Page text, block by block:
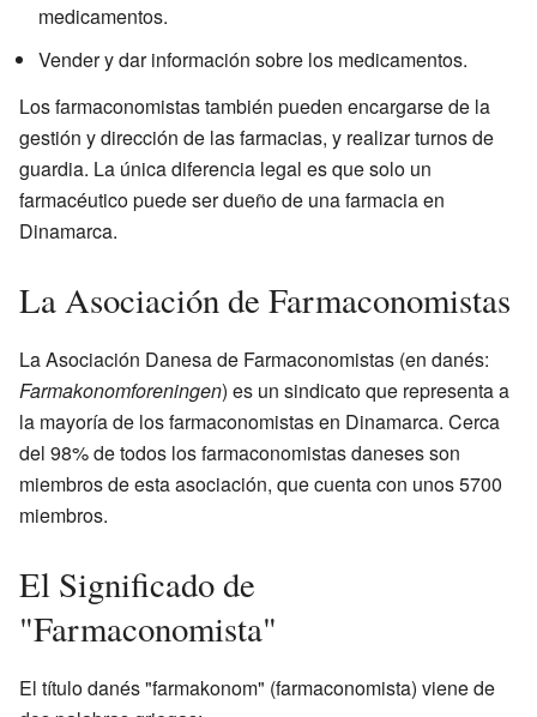
medicamentos.
Vender y dar información sobre los medicamentos.
Los farmaconomistas también pueden encargarse de la
gestión y dirección de las farmacias, y realizar turnos de
guardia. La única diferencia legal es que solo un
farmacéutico puede ser dueño de una farmacia en
Dinamarca.
La Asociación de Farmaconomistas
La Asociación Danesa de Farmaconomistas (en danés:
Farmakonomforeningen) es un sindicato que representa a
la mayoría de los farmaconomistas en Dinamarca. Cerca
del 98% de todos los farmaconomistas daneses son
miembros de esta asociación, que cuenta con unos 5700
miembros.
El Significado de
"Farmaconomista"
El título danés "farmakonom" (farmaconomista) viene de